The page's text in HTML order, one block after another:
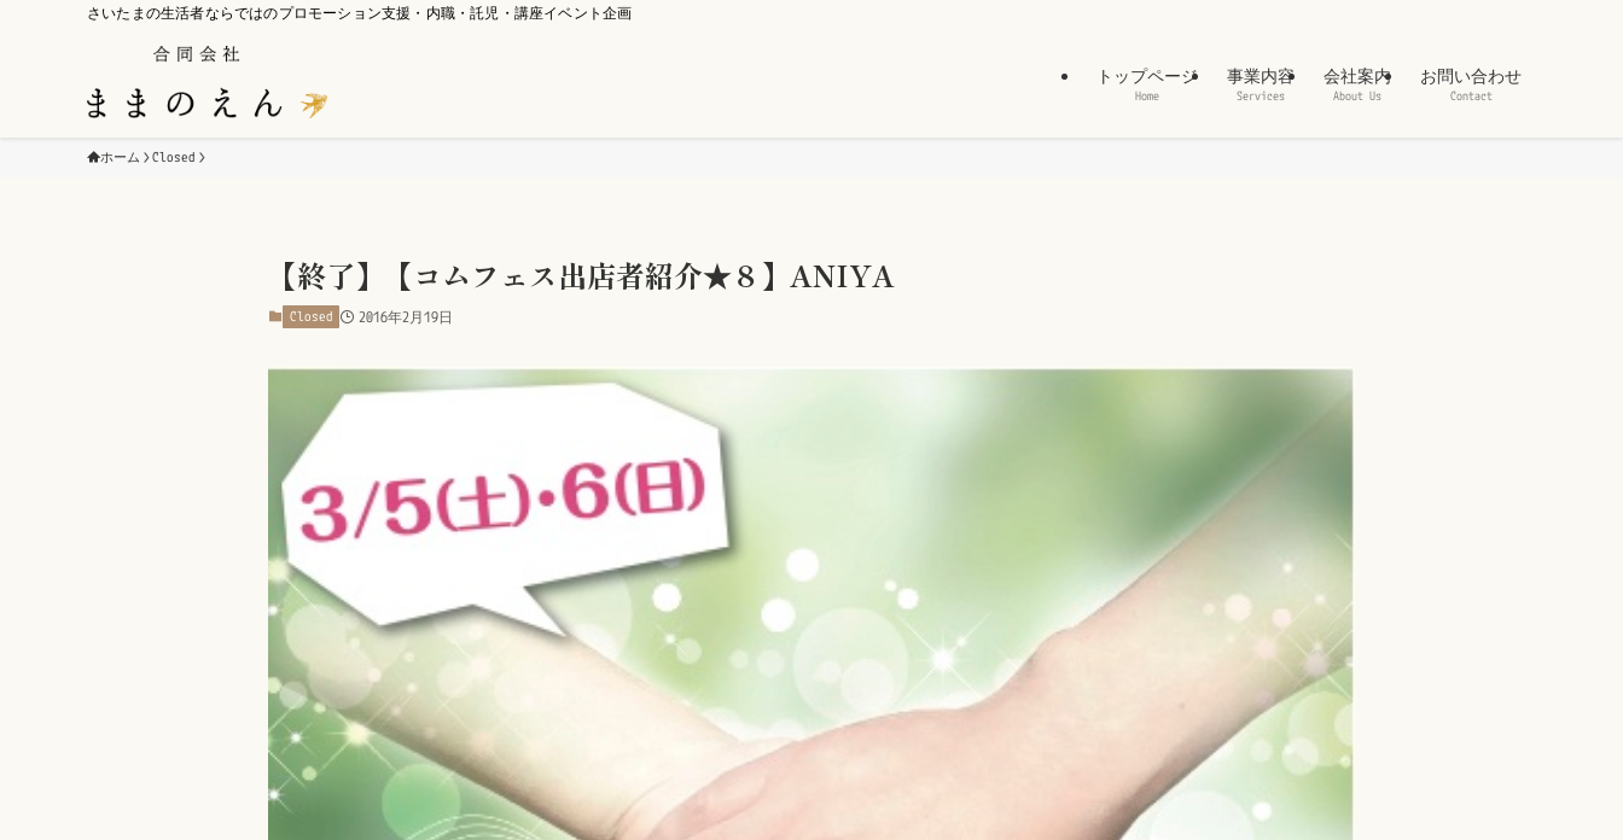
さいたまの生活者ならではのプロモーション支援・内職・託児・講座イベント企画
トップページ
Home
事業内容
Services
会社案内
About Us
お問い合わせ
Contact
ホーム Closed
【終了】【コムフェス出店者紹介★８】ANIYA
Closed 2016年2月19日